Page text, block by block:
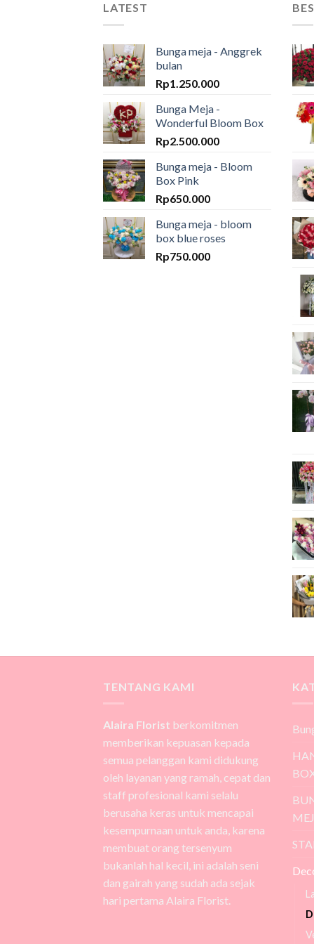
LATEST
Bunga meja - Anggrek
bulan
Rp1.250.000
Bunga Meja -
Wonderful Bloom Box
Rp2.500.000
Bunga meja - Bloom
Box Pink
Rp650.000
Bunga meja - bloom
box blue roses
Rp750.000
TENTANG KAMI
Alaira Florist berkomitmen
memberikan kepuasan kepada
semua pelanggan kami didukung
oleh layanan yang ramah, cepat dan
staff profesional kami selalu
berusaha keras untuk mencapai
kesempurnaan untuk anda, karena
membuat orang tersenyum
bukanlah hal kecil, ini adalah seni
dan gairah yang sudah ada sejak
hari pertama Alaira Florist.